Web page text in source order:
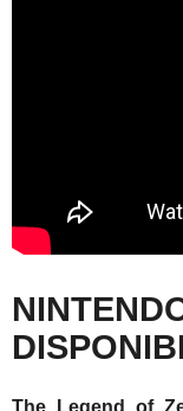
The Legend of